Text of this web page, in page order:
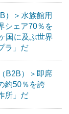
＞水族館用
シェア70％を
国に及ぶ世界
ラ」だ
B2B）＞即席
約50％を誇
所」だ